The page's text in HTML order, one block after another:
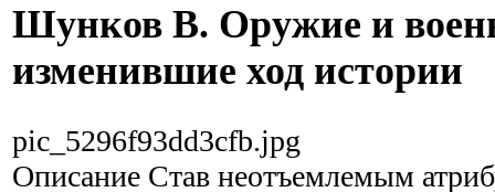
Шунков В. Оружие и
изменившие ход истории
pic_5296f93dd3cfb.jpg
Описание Став неотъемлемым